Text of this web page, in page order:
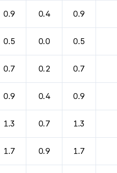
0.9 0.4 0.9
0.5 0.0 0.5
0.7 0.2 0.7
0.9 0.4 0.9
1.3 0.7 1.3
1.7 0.9 1.7